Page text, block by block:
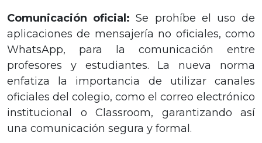
Comunicación oficial:Se prohíbe el uso de
aplicaciones de mensajería no oficiales, como
WhatsApp, para la comunicación entre
profesores y estudiantes. La nueva norma
enfatiza la importancia de utilizar canales
oficiales del colegio, como el correo electrónico
institucional o Classroom, garantizando así
una comunicación segura y formal.